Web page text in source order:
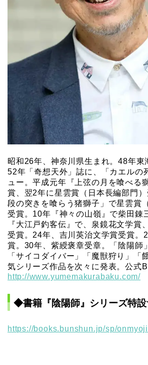
昭和26年、神奈川県生まれ。48年東
52年「奇想天外」誌に、「カエルの
ュー。平成元年『上弦の月を喰べる
賞、翌2年に星雲賞（日本長編部門
段の突きを喰らう猪獅子」で星雲賞
受賞。10年『神々の山嶺』で柴田錬
『大江戸釣客伝』で、泉鏡花文学賞
受賞。24年、吉川英治文学賞受賞。
賞。30年、紫綬褒章受章。「陰陽師
「サイコダイバー」「魔獣狩り」「
気シリーズ作品を次々に発表。公式
http://www.yumemakurabaku.com/
◆書籍『陰陽師』シリーズ特設
https://books.bunshun.jp/sp/onmyoji